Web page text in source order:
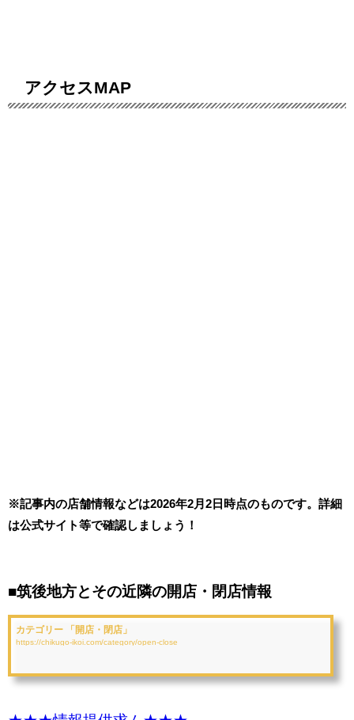
アクセスMAP
※記事内の店舗情報などは2026年2月2日時点のものです。詳細
は公式サイト等で確認しましょう！
■筑後地方とその近隣の開店・閉店情報
カテゴリー 「開店・閉店」
https://chikugo-ikoi.com/category/open-close